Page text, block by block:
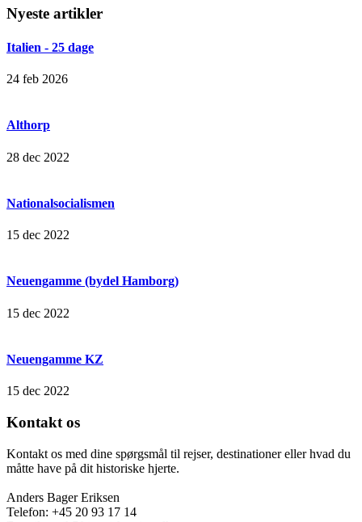
Nyeste artikler
Italien - 25 dage
24 feb 2026
Althorp
28 dec 2022
Nationalsocialismen
15 dec 2022
Neuengamme (bydel Hamborg)
15 dec 2022
Neuengamme KZ
15 dec 2022
Kontakt os
Kontakt os med dine spørgsmål til rejser, destinationer eller hvad du
måtte have på dit historiske hjerte.
Anders Bager Eriksen
Telefon: +45 20 93 17 14